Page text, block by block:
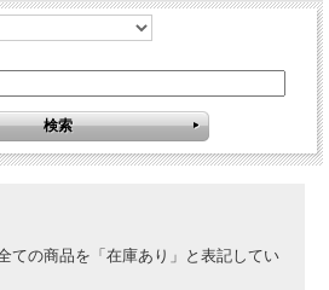
ての商品を「在庫あり」と表記してい